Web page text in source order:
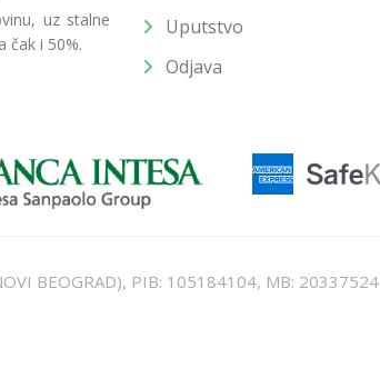
uz stalne
čak i 50%.
Uputstvo
Odjava
BEOGRAD), PIB: 105184104, MB: 20337524